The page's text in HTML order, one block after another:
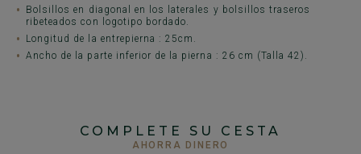
Bolsillos en diagonal en los laterales y bolsillos traseros
ribeteados con logotipo bordado.
Longitud de la entrepierna : 25cm.
Ancho de la parte inferior de la pierna : 26 cm (Talla 42).
COMPLETE SU CESTA
AHORRA DINERO